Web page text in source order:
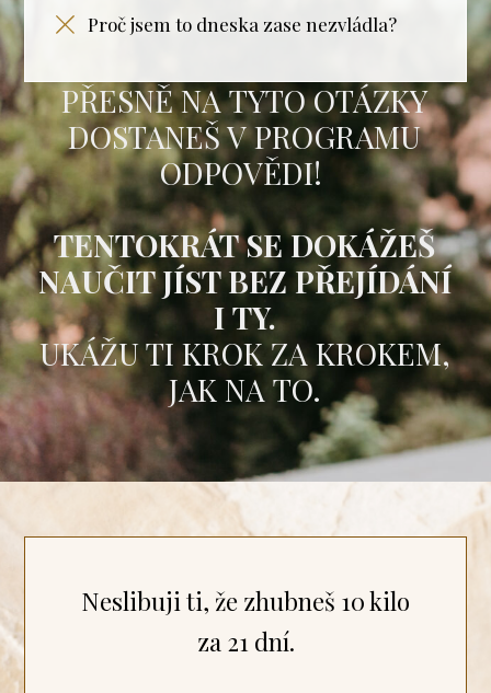
Proč jsem to dneska zase nezvládla?
PŘESNĚ NA TYTO OTÁZKY
DOSTANEŠ V PROGRAMU
ODPOVĚDI!
TENTOKRÁT SE DOKÁŽEŠ
NAUČIT JÍST BEZ PŘEJÍDÁNÍ
I TY.
UKÁŽU TI KROK ZA KROKEM,
JAK NA TO.
Neslibuji ti, že zhubneš 10 kilo
za 21 dní.